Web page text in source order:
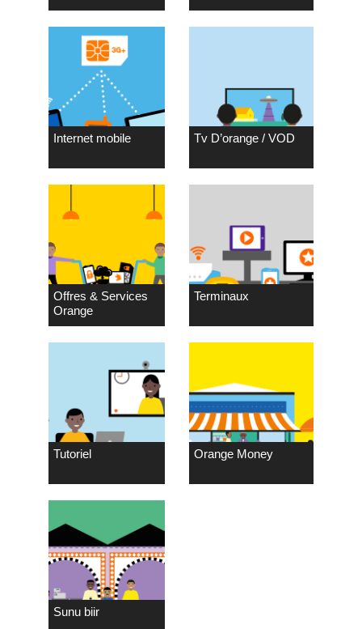
Internet mobile Tv D’orange / VOD
Offres & Services
Orange
Terminaux
Tutoriel Orange Money
Sunu biir